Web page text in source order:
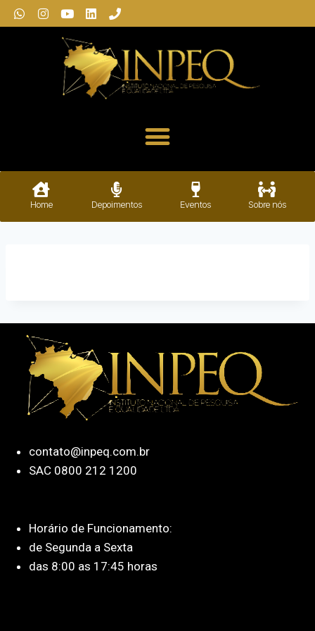
Home Depoimentos Eventos Sobre nós
contato@inpeq.com.br
SAC 0800 212 1200
Horário de Funcionamento:
de Segunda a Sexta
das 8:00 as 17:45 horas